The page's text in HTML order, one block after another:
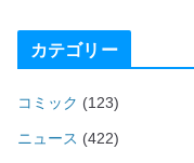
カテゴリー
コミック (123)
ニュース (422)